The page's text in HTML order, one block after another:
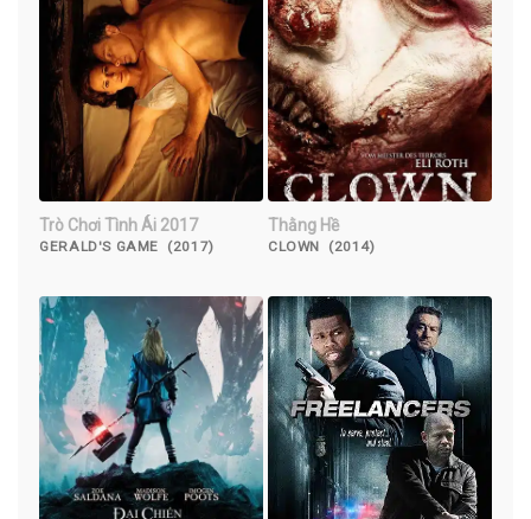
Trò Chơi Tình Ái 2017
GERALD'S GAME (2017)
Thằng Hề
CLOWN (2014)